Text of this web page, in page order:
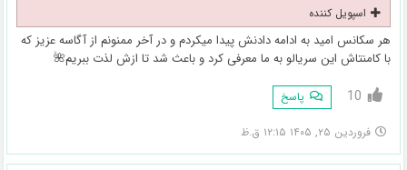
اسپویل کننده
هر سکانس امید به ادامه دادنش پیدا میکردم و در آخر ممنونم از آگاسه عزیز که
با کامنتاش این سریالو به ما معرفی کرد و باعث شد تا ازش لذت ببریم🌺
10 پاسخ
فروردین ۲۵, ۱۴۰۵ ۱۲:۱۵ ق.ظ